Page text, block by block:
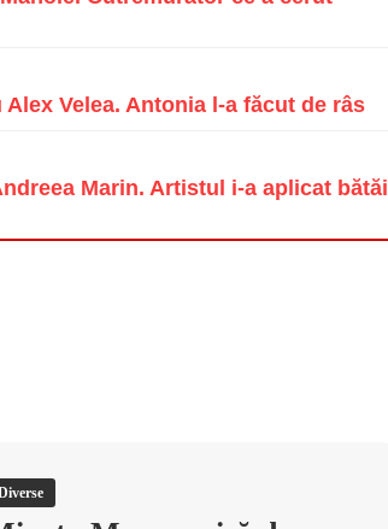
Velea. Antonia l-a făcut de râs
Marin. Artistul i-a aplicat bătăi